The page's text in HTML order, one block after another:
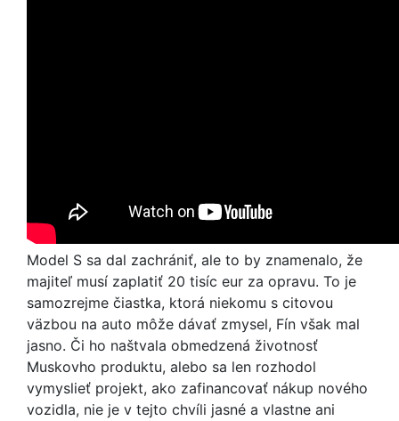
Model S sa dal zachrániť, ale to by znamenalo, že
majiteľ musí zaplatiť 20 tisíc eur za opravu. To je
samozrejme čiastka, ktorá niekomu s citovou
väzbou na auto môže dávať zmysel, Fín však mal
jasno. Či ho naštvala obmedzená životnosť
Muskovho produktu, alebo sa len rozhodol
vymyslieť projekt, ako zafinancovať nákup nového
vozidla, nie je v tejto chvíli jasné a vlastne ani